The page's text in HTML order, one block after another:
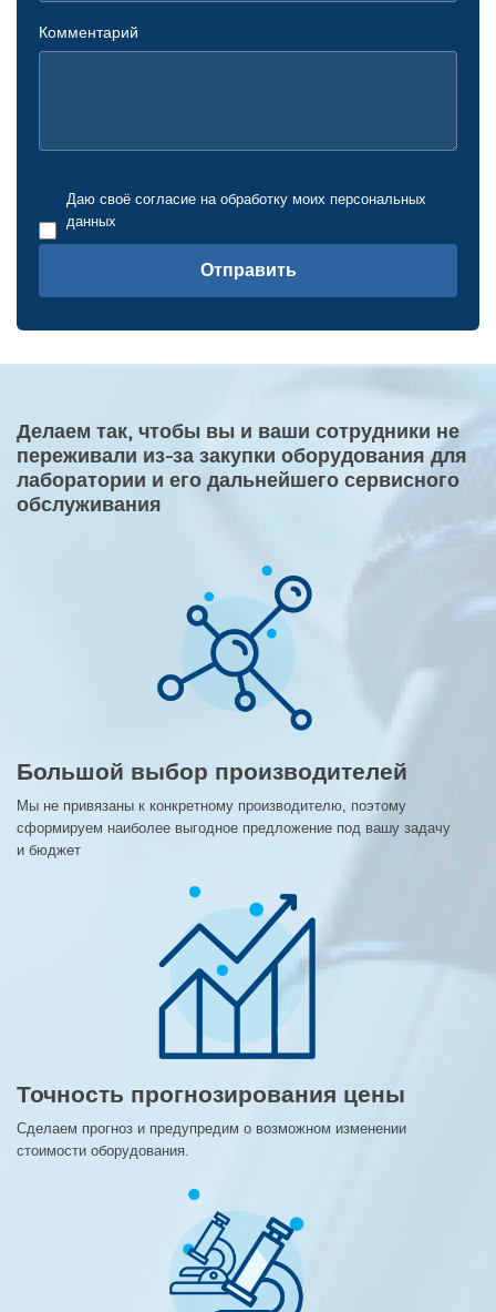
Комментарий
Даю своё согласие на обработку моих персональных
данных
Отправить
Делаем так, чтобы вы и ваши сотрудники не
переживали из-за закупки оборудования для
лаборатории и его дальнейшего сервисного
обслуживания
Большой выбор производителей
Мы не привязаны к конкретному производителю, поэтому
сформируем наиболее выгодное предложение под вашу задачу
и бюджет
Точность прогнозирования цены
Сделаем прогноз и предупредим о возможном изменении
стоимости оборудования.